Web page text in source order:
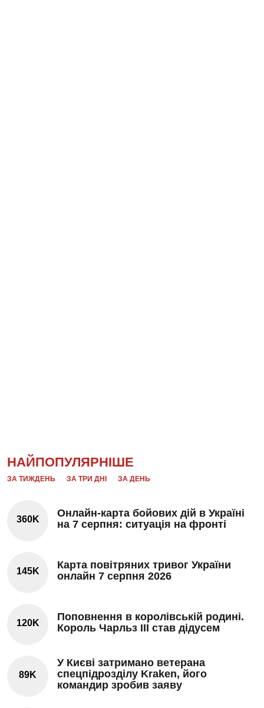
НАЙПОПУЛЯРНІШЕ
ЗА ТИЖДЕНЬ ЗА ТРИ ДНІ ЗА ДЕНЬ
360K
Онлайн-карта бойових дій в Україні
на 7 серпня: ситуація на фронті
145K
Карта повітряних тривог України
онлайн 7 серпня 2026
120K
Поповнення в королівській родині.
Король Чарльз III став дідусем
89K
У Києві затримано ветерана
спецпідрозділу Kraken, його
командир зробив заяву